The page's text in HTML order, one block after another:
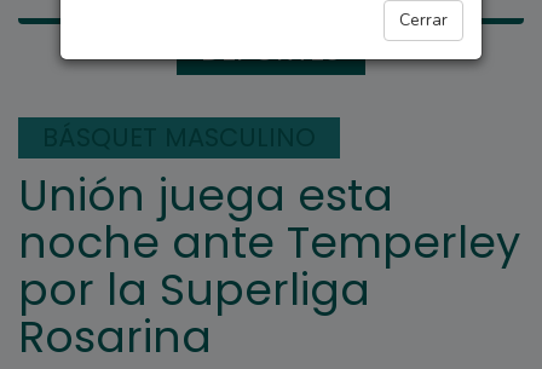
Cerrar
DEPORTES
Unión juega esta
noche ante Temperley
por la Superliga
Rosarina